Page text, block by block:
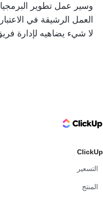
وسير عمل تطوير
العمل الرشيقة في
لا شيء يضاهيه لإدارة
ClickUp Logo
ClickUp
التسعير
المنتج